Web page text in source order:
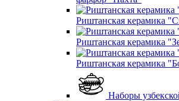
Риштанская керамика
Риштанская керамика
Риштанская керамика
Наборы